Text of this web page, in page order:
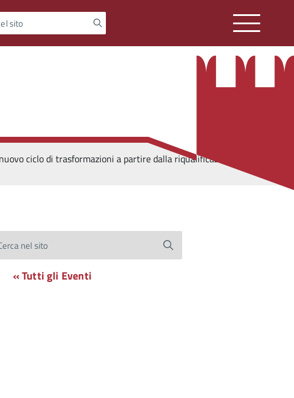
sito
ciclo di trasformazioni a partire dalla riqualificazione
nel sito
« Tutti gli Eventi